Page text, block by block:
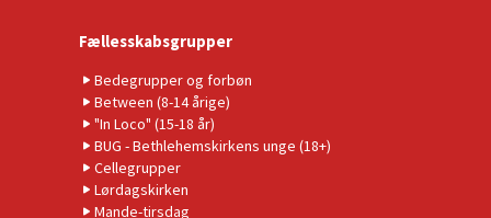
Fællesskabsgrupper
Bedegrupper og forbøn
Between (8-14 årige)
"In Loco" (15-18 år)
BUG - Bethlehemskirkens unge (18+)
Cellegrupper
Lørdagskirken
Mande-tirsdag